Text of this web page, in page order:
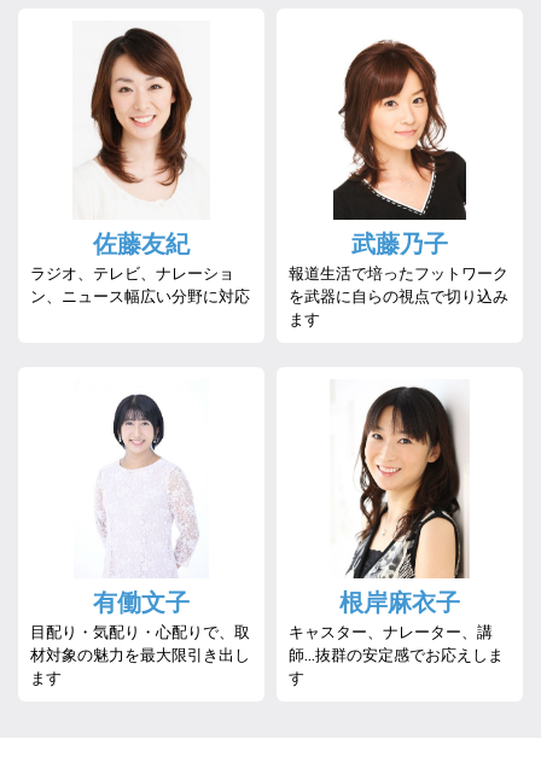
佐藤友紀
ラジオ、テレビ、ナレーショ
ン、ニュース幅広い分野に対応
武藤乃子
報道生活で培ったフットワーク
を武器に自らの視点で切り込み
ます
有働文子
目配り・気配り・心配りで、取
材対象の魅力を最大限引き出し
ます
根岸麻衣子
キャスター、ナレーター、講
師…抜群の安定感でお応えしま
す